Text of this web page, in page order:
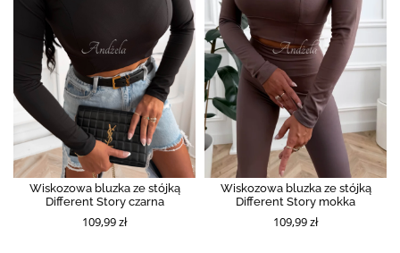
Wiskozowa bluzka ze stójką
Different Story czarna
109,99 zł
Wiskozowa bluzka ze stójką
Different Story mokka
109,99 zł